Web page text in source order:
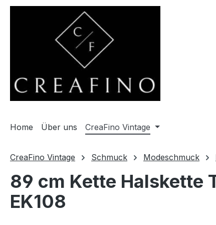
Hauptinhalt springen
Zur Hauptnavigation springen
Home Über uns CreaFino Vintage
CreaFino Vintage Schmuck Modeschmuck
89 cm Kette Halskette
EK108